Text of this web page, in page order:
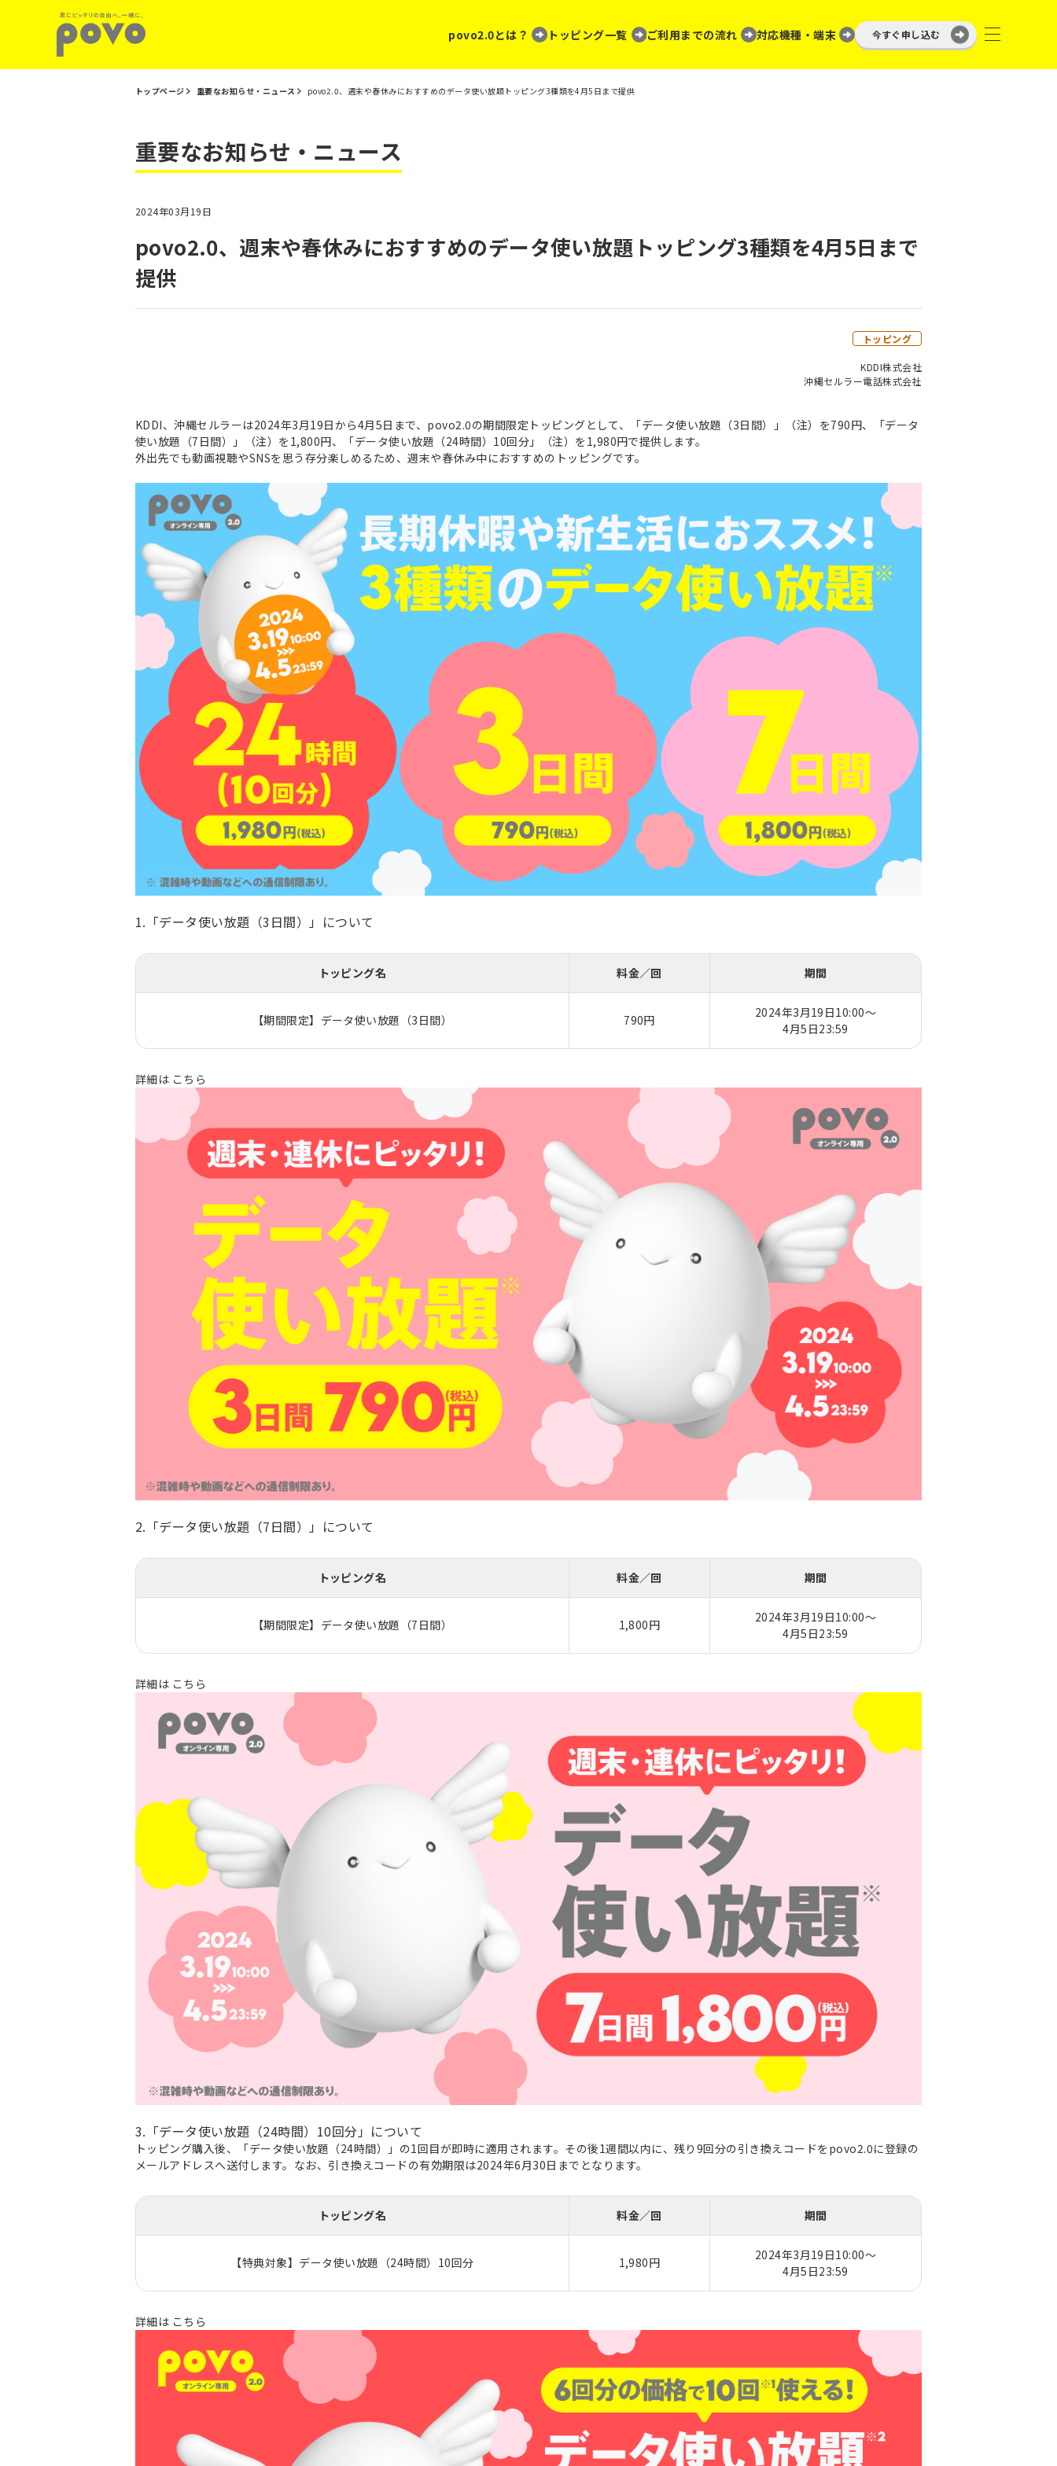
povo2.0とは？ トッピング一覧 ご利用までの流れ 対応機種・端末 今すぐ申し込む
トップページ 重要なお知らせ・ニュース povo2.0、週末や春休みにおすすめのデータ使い放題トッピング3種類を4月5日まで提供
重要なお知らせ・ニュース
2024年03月19日
povo2.0、週末や春休みにおすすめのデータ使い放題トッピング3種類を4月5日まで
提供
トッピング
KDDI株式会社
沖縄セルラー電話株式会社
KDDI、沖縄セルラーは2024年3月19日から4月5日まで、povo2.0の期間限定トッピングとして、「データ使い放題（3日間）」（注）を790円、「データ
使い放題（7日間）」（注）を1,800円、「データ使い放題（24時間）10回分」（注）を1,980円で提供します。
外出先でも動画視聴やSNSを思う存分楽しめるため、週末や春休み中におすすめのトッピングです。
1.「データ使い放題（3日間）」について
トッピング名 料金／回 期間
【期間限定】データ使い放題（3日間） 790円
2024年3月19日10:00～
4月5日23:59
詳細は こちら
2.「データ使い放題（7日間）」について
トッピング名 料金／回 期間
【期間限定】データ使い放題（7日間） 1,800円
2024年3月19日10:00～
4月5日23:59
詳細は こちら
3.「データ使い放題（24時間）10回分」について
トッピング購入後、「データ使い放題（24時間）」の1回目が即時に適用されます。その後1週間以内に、残り9回分の引き換えコードをpovo2.0に登録の
メールアドレスへ送付します。なお、引き換えコードの有効期限は2024年6月30日までとなります。
トッピング名 料金／回 期間
【特典対象】データ使い放題（24時間）10回分 1,980円
2024年3月19日10:00～
4月5日23:59
詳細は こちら